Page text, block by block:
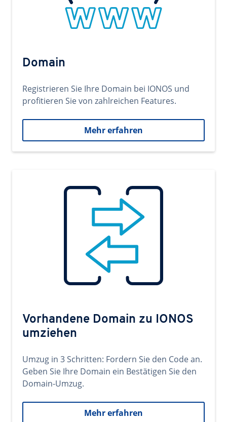
Domain
Registrieren Sie Ihre Domain bei IONOS und
profitieren Sie von zahlreichen Features.
Mehr erfahren
Vorhandene Domain zu IONOS
umziehen
Umzug in 3 Schritten: Fordern Sie den Code an.
Geben Sie Ihre Domain ein Bestätigen Sie den
Domain-Umzug.
Mehr erfahren